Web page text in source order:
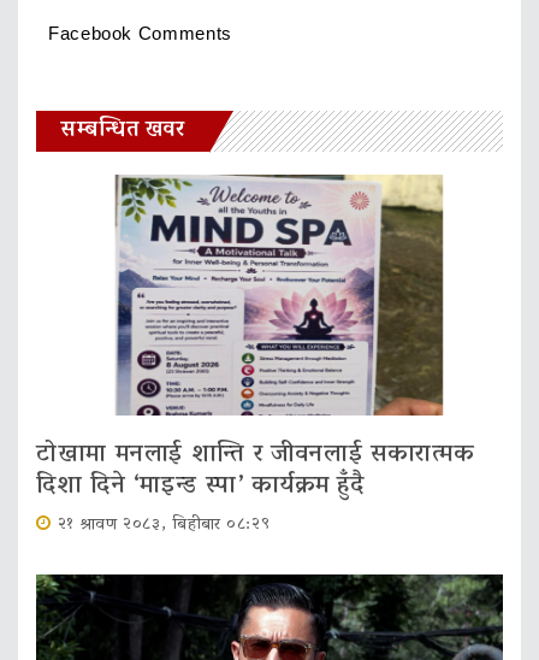
Facebook Comments
सम्बन्धित खवर
टोखामा मनलाई शान्ति र जीवनलाई सकारात्मक
दिशा दिने ‘माइन्ड स्पा’ कार्यक्रम हुँदै
२१ श्रावण २०८३, बिहीबार ०८:२९